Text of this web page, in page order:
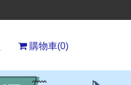
購物車(0)